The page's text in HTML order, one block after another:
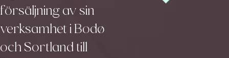
försäljning av sin
verksamhet i Bodø
och Sortland till